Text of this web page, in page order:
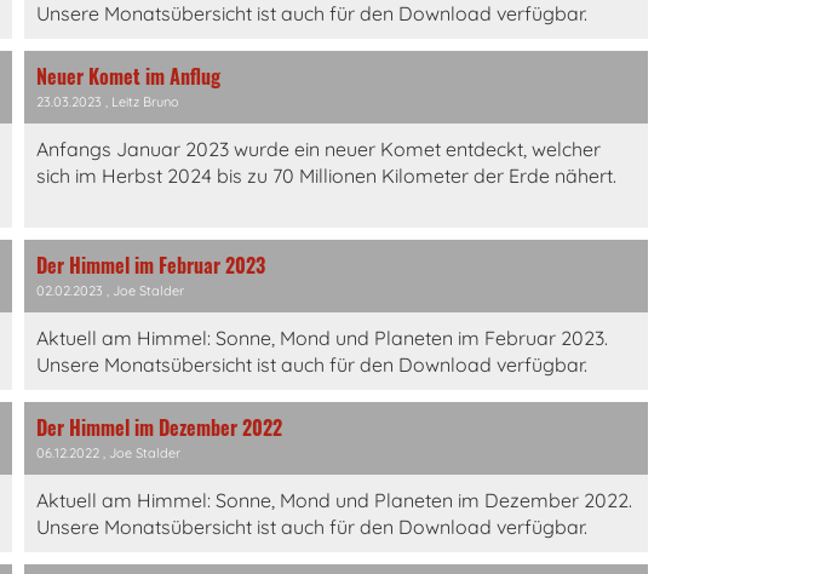
Unsere Monatsübersicht ist auch für den Download verfügbar.
Neuer Komet im Anflug
23.03.2023 , Leitz Bruno
Anfangs Januar 2023 wurde ein neuer Komet entdeckt, welcher
sich im Herbst 2024 bis zu 70 Millionen Kilometer der Erde nähert.
Der Himmel im Februar 2023
02.02.2023 , Joe Stalder
Aktuell am Himmel: Sonne, Mond und Planeten im Februar 2023.
Unsere Monatsübersicht ist auch für den Download verfügbar.
Der Himmel im Dezember 2022
06.12.2022, Joe Stalder
Aktuell am Himmel: Sonne, Mond und Planeten im Dezember 2022.
Unsere Monatsübersicht ist auch für den Download verfügbar.